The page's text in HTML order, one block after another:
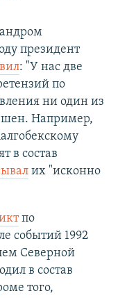
президент
: "У нас две
по
ни один из
Например,
в состав
их "исконно
по
событий 1992
Северной
в состав
того,